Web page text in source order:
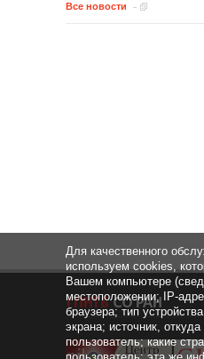
Все новости
Для качественного
используем cookies,
Вашем компьютере
местоположении; IP-
браузера; тип
экрана; источник,
пользователь; какие